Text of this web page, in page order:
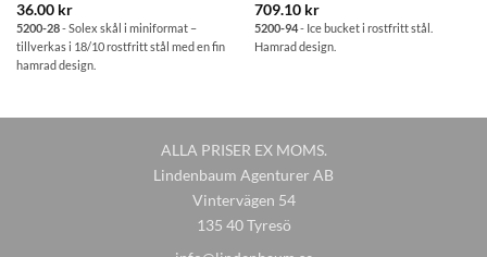
36.00 kr
5200-28- Solex skål i miniformat –
tillverkas i 18/10 rostfritt stål med en fin
hamrad design.
709.10 kr
5200-94- Ice bucket i rostfritt stål.
Hamrad design.
ALLA PRISER EX MOMS.
Lindenbaum Agenturer AB
Vintervägen 54
135 40 Tyresö